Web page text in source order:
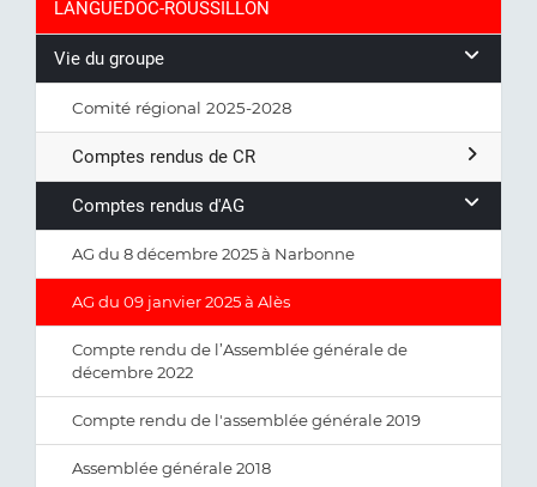
LANGUEDOC-ROUSSILLON
Vie du groupe
Comité régional 2025-2028
Comptes rendus de CR
Comptes rendus d'AG
AG du 8 décembre 2025 à Narbonne
AG du 09 janvier 2025 à Alès
Compte rendu de l’Assemblée générale de
décembre 2022
Compte rendu de l'assemblée générale 2019
Assemblée générale 2018